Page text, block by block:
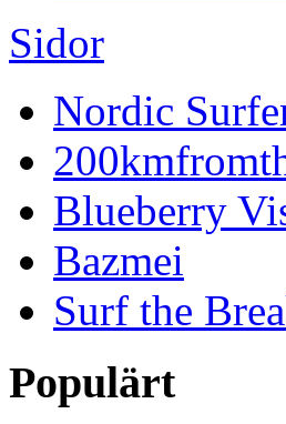
Sidor
Nordic
Blueberry
Bazmei
Surf the
Populärt